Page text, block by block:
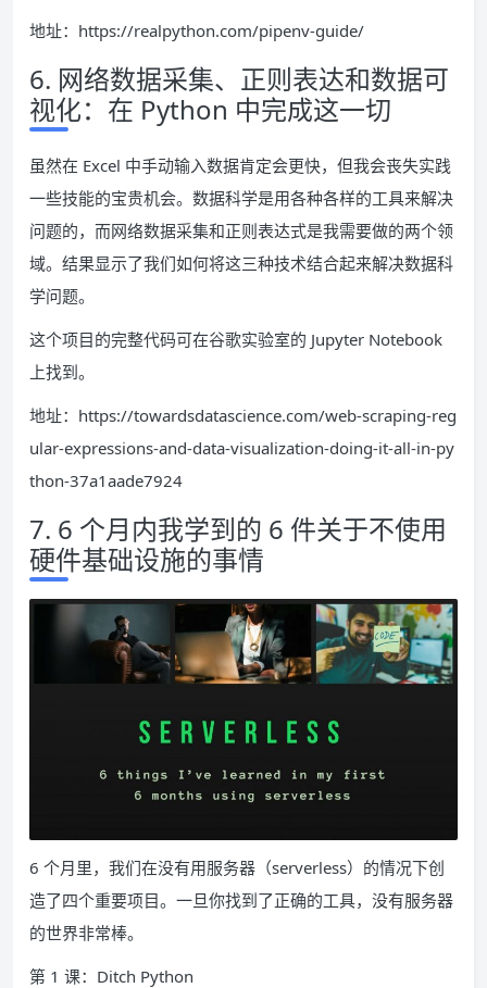
地址：https://realpython.com/pipenv-guide/
6. 网络数据采集、正则表达和数据可
视化：在 Python 中完成这一切
虽然在 Excel 中手动输入数据肯定会更快，但我会丧失实践
一些技能的宝贵机会。数据科学是用各种各样的工具来解决
问题的，而网络数据采集和正则表达式是我需要做的两个领
域。结果显示了我们如何将这三种技术结合起来解决数据科
学问题。
这个项目的完整代码可在谷歌实验室的 Jupyter Notebook
上找到。
地址：https://towardsdatascience.com/web-scraping-reg
ular-expressions-and-data-visualization-doing-it-all-in-py
thon-37a1aade7924
7. 6 个月内我学到的 6 件关于不使用
硬件基础设施的事情
6 个月里，我们在没有用服务器（serverless）的情况下创
造了四个重要项目。一旦你找到了正确的工具，没有服务器
的世界非常棒。
第 1 课：Ditch Python